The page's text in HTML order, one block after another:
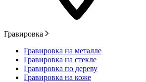
Гравировка
Гравировка на металле
Гравировка на стекле
Гравировка по дереву
Гравировка на коже